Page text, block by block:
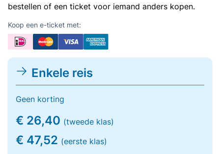
bestellen of een ticket voor iemand anders kopen.
Koop een e-ticket met:
Enkele reis
Geen korting
€ 26,40 (tweede klas)
€ 47,52 (eerste klas)